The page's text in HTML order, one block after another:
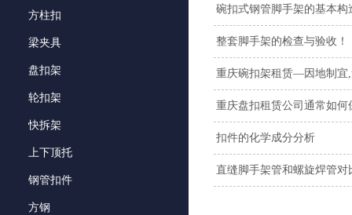
方柱扣
梁夹具
盘扣架
轮扣架
快拆架
上下顶托
钢管扣件
方钢
碗扣式钢管脚手架的基本构
整套脚手架的检查与验收！
重庆碗扣架租赁—因地制宜
重庆盘扣租赁公司通常如何
扣件的化学成分分析
直缝脚手架管和螺旋焊管对